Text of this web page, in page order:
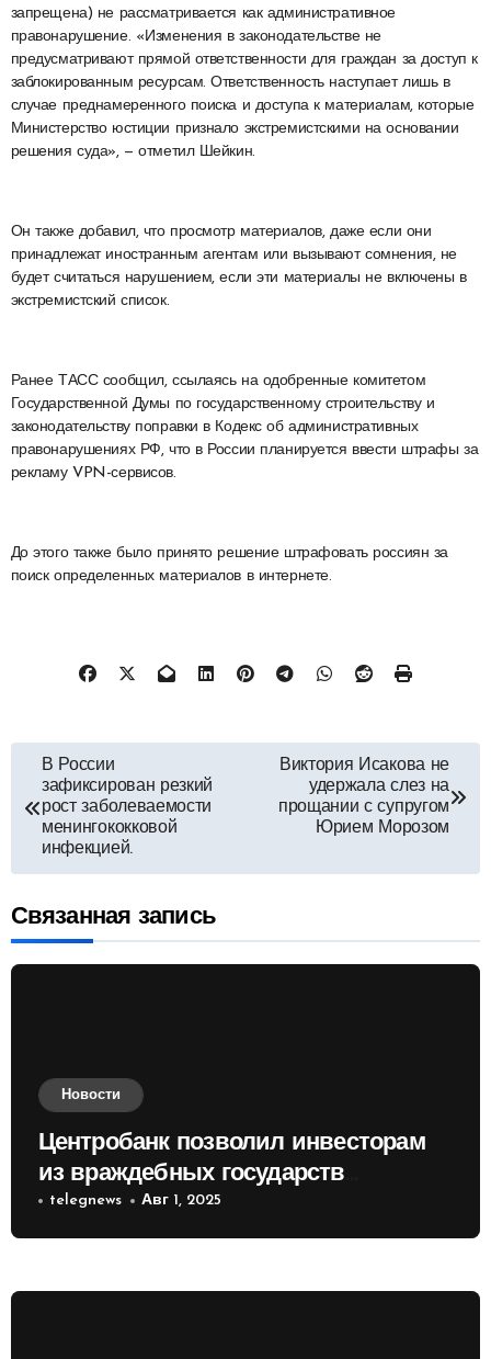
запрещена) не рассматривается как административное
правонарушение. «Изменения в законодательстве не
предусматривают прямой ответственности для граждан за доступ к
заблокированным ресурсам. Ответственность наступает лишь в
случае преднамеренного поиска и доступа к материалам, которые
Министерство юстиции признало экстремистскими на основании
решения суда», — отметил Шейкин.
Он также добавил, что просмотр материалов, даже если они
принадлежат иностранным агентам или вызывают сомнения, не
будет считаться нарушением, если эти материалы не включены в
экстремистский список.
Ранее ТАСС сообщил, ссылаясь на одобренные комитетом
Государственной Думы по государственному строительству и
законодательству поправки в Кодекс об административных
правонарушениях РФ, что в России планируется ввести штрафы за
рекламу VPN-сервисов.
До этого также было принято решение штрафовать россиян за
поиск определенных материалов в интернете.
Навигация
по
записям
В России
зафиксирован резкий
рост заболеваемости
менингококковой
инфекцией.
Виктория Исакова не
удержала слез на
прощании с супругом
Юрием Морозом
Связанная запись
Новости
Центробанк позволил инвесторам
из враждебных государств
приобретать валюту
telegnews Авг 1, 2025